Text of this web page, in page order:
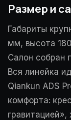
Размер и
Габариты
мм, высота
Салон собран
Вся линейка
Qiankun ADS
комфорта: